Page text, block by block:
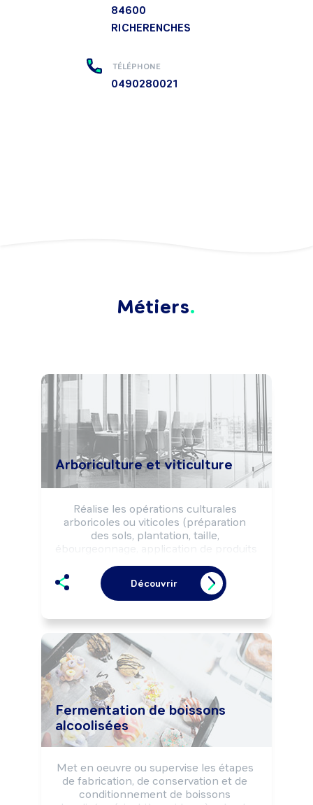
84600
RICHERENCHES
TÉLÉPHONE
0490280021
Métiers
Arboriculture et viticulture
Réalise les opérations culturales
arboricoles ou viticoles (préparation
des sols, plantation, taille,
ébourgeonnage, application de produits
objectifs de production (quantité,
qualité, variétés, ...) et selon les règles
d'hygiène, de sécurité et les normes
Peut réaliser les opérations de
transformation, de conditionnement ou
de commercialisation des produits.
Peut coordonner une équipe ou diriger
une exploitation arboricole ou viticole.
Découvrir
Fermentation de boissons
alcoolisées
Met en oeuvre ou supervise les étapes
de fabrication, de conservation et de
conditionnement de boissons